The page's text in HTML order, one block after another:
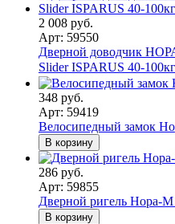
2 008 руб.
Арт: 59550
Дверной доводчик
Slider ISPARUS 40-
348 руб.
Арт: 59419
Велосипедный замок
В корзину
286 руб.
Арт: 59855
Дверной ригель Нора-М
В корзину